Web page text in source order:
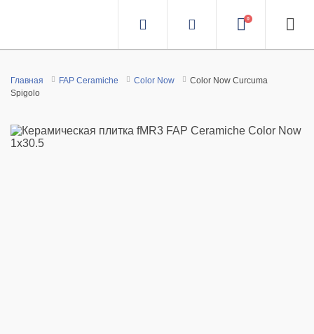
0
Главная FAP Ceramiche Color Now
Color Now Curcuma
Spigolo